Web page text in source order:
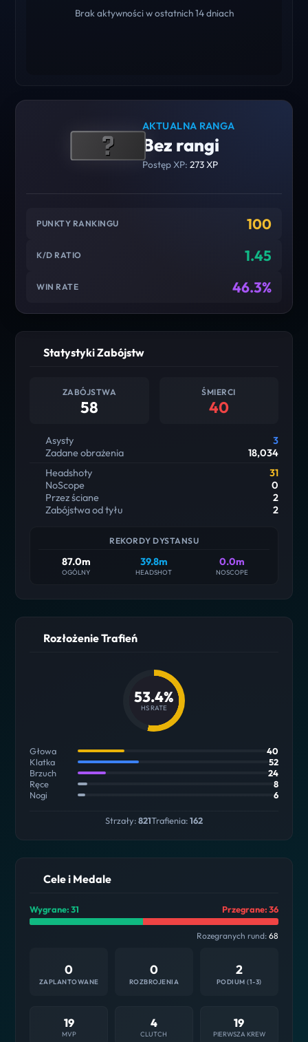
Brak aktywności w ostatnich 14 dniach
AKTUALNA RANGA
Bez rangi
Postęp XP: 273 XP
PUNKTY RANKINGU 100
K/D RATIO 1.45
WIN RATE 46.3%
Statystyki Zabójstw
ZABÓJSTWA
58
ŚMIERCI
40
Asysty
3
Zadane obrażenia
18,034
Headshoty
31
NoScope
0
Przez ściane
2
Zabójstwa od tyłu
2
REKORDY DYSTANSU
87.0m
OGÓLNY
39.8m
HEADSHOT
0.0m
NOSCOPE
Rozłożenie Trafień
53.4%
HS RATE
Głowa
40
Klatka
52
Brzuch
24
Ręce
8
Nogi
6
Strzały:821Trafienia:162
Cele i Medale
Wygrane: 31 Przegrane: 36
Rozegranych rund: 68
0
ZAPLANTOWANE
0
ROZBROJENIA
2
PODIUM (1-3)
19
MVP
4
CLUTCH
19
PIERWSZA KREW